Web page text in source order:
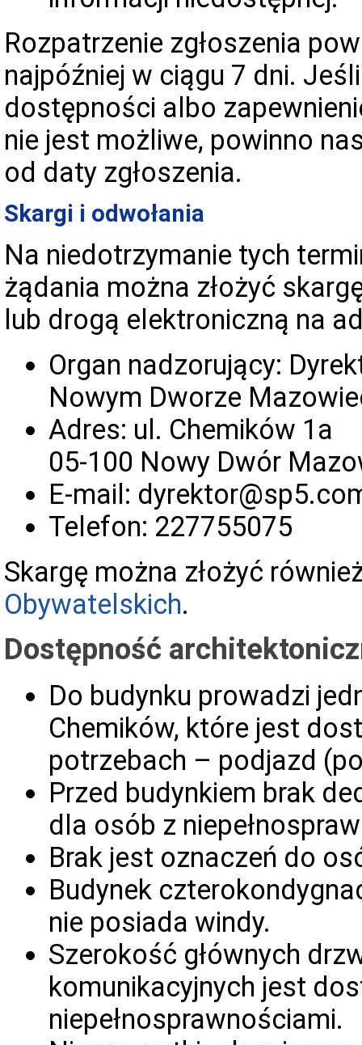
Rozpatrzenie zgłoszenia
najpóźniej w ciągu 7 dni.
dostępności albo
nie jest możliwe, powinno
od daty zgłoszenia.
Skargi i odwołania
Na niedotrzymanie tych
żądania można złożyć
lub drogą elektroniczną na
Organ nadzorujący:
Nowym Dworze
Adres: ul. Chemików 1a
05-100 Nowy Dwór
E-mail:
Telefon: 227755075
Skargę można złożyć
Obywatelskich.
Dostępność
Do budynku prowadzi
Chemików, które jest
potrzebach – podjazd
Przed budynkiem brak
dla osób z
Brak jest oznaczeń do
Budynek
nie posiada windy.
Szerokość głównych
komunikacyjnych jest
niepełnosprawnościami.